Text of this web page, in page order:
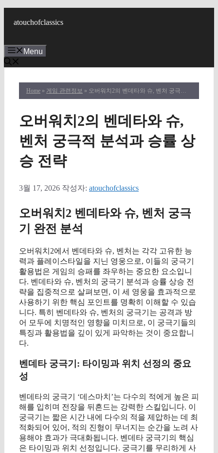
건
너
atouchofclassics
Menu
Home » 게임 관련정보 » 오버워치2의 벤데타와 슈, 벤처 궁극적 분석과 승률 상승 전략
오버워치2의 벤데타와 슈,
벤처 궁극적 분석과 승률 상
승 전략
3월 17, 2026 작성자: atouchofclassics
오버워치2 벤데타와 슈, 벤처 궁극
기 완전 분석
오버워치2에서 벤데타와 슈, 벤처는 각각 고유한 능
력과 플레이스타일을 지닌 영웅으로, 이들의 궁극기
활용법은 게임의 승패를 좌우하는 중요한 요소입니
다. 벤데타와 슈, 벤처의 궁극기 분석과 승률 상승 전
략을 집중적으로 살펴보면, 이 세 영웅을 효과적으로
사용하기 위한 핵심 포인트를 명확히 이해할 수 있습
니다. 특히 벤데타와 슈, 벤처의 궁극기는 공격과 방
어 모두에 치명적인 영향을 미치므로, 이 궁극기들의
특징과 활용법을 깊이 있게 파악하는 것이 중요합니
다.
벤데타 궁극기: 타이밍과 위치 선정의 중요
성
벤데타의 궁극기 ‘데스마치’는 다수의 적에게 높은 피
해를 입히며 전장을 뒤흔드는 강력한 스킬입니다. 이
궁극기는 짧은 시간 내에 다수의 적을 제압하는 데 최
적화되어 있어, 적의 진형이 무너지는 순간을 노려 사
용해야 효과가 극대화됩니다. 벤데타 궁극기의 핵심
은 타이밍과 위치 선정입니다. 궁극기를 무리하게 사